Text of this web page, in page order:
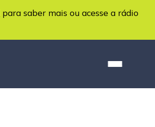
para saber mais ou acesse a rádio